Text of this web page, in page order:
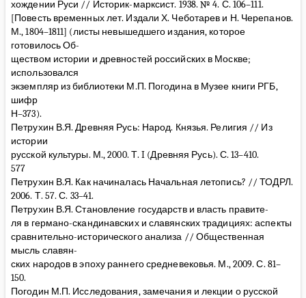
хождении Руси // Историк-марксист. 1938. № 4. С. 106–111.
[Повесть временных лет. Издали Х. Чеботарев и Н. Черепанов.
М., 1804–1811] (листы невышедшего издания, которое
готовилось Об-
ществом истории и древностей российских в Москве;
использовался
экземпляр из библиотеки М.П. Погодина в Музее книги РГБ,
шифр
Н–373).
Петрухин В.Я. Древняя Русь: Народ. Князья. Религия // Из
истории
русской культуры. М., 2000. Т. I (Древняя Русь). С. 13–410.
577
Петрухин В.Я. Как начиналась Начальная летопись? // ТОДРЛ.
2006. Т. 57. С. 33–41.
Петрухин В.Я. Становление государств и власть правите-
ля в германо-скандинавских и славянских традициях: аспекты
сравнительно-исторического анализа // Общественная
мысль славян-
ских народов в эпоху раннего средневековья. М., 2009. С. 81–
150.
Погодин М.П. Исследования, замечания и лекции о русской